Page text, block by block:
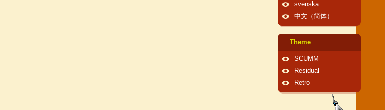
svenska
中文（简体）
Theme
SCUMM
Residual
Retro